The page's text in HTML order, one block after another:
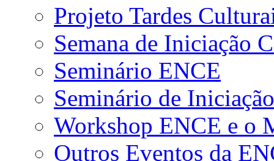
Projeto Tardes
Semana de Iniciação
Seminário ENCE
Seminário de
Workshop ENCE e o
Outros Eventos da